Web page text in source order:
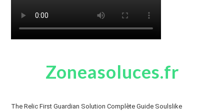
Zoneasoluces.fr
The Relic First Guardian Solution Complète Guide Soulslike